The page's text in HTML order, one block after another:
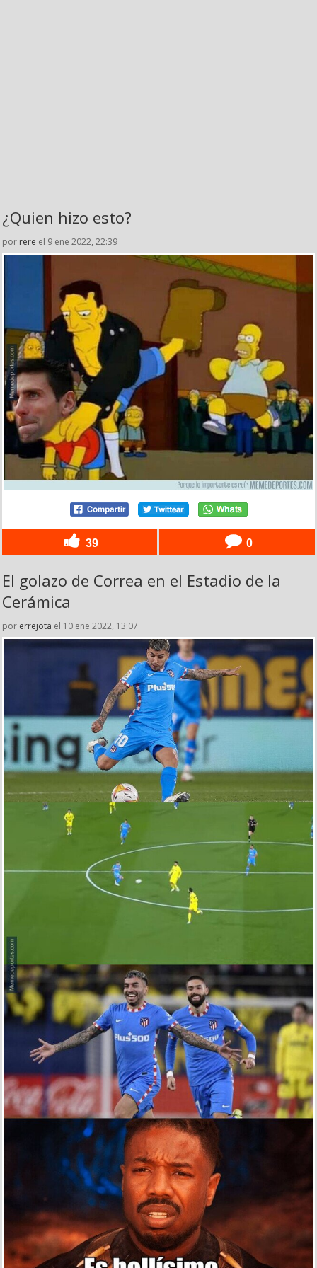
¿Quien hizo esto?
por rere el 9 ene 2022, 22:39
39 0
El golazo de Correa en el Estadio de la
Cerámica
por errejota el 10 ene 2022, 13:07